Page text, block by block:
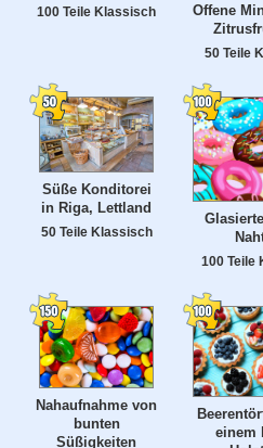
100 Teile Klassisch
Offene
50 Teile
Süße Konditorei
in Riga, Lettland
50 Teile Klassisch
100 Teile
Nahaufnahme von
bunten
Süßigkeiten
einem